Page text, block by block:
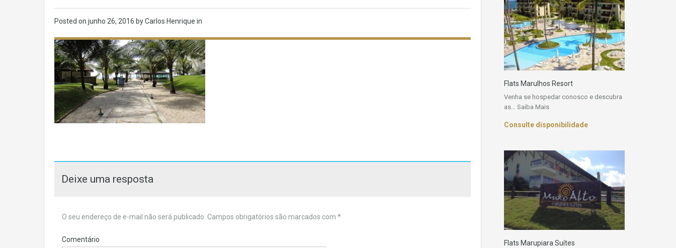
Posted on junho 26, 2016 by Carlos Henrique in
Deixe uma resposta
O seu endereço de e-mail não será publicado. Campos obrigatórios são marcados com *
Comentário
Flats Marulhos Resort
Venha se hospedar conosco e descubra
as… Saiba Mais
Consulte disponibilidade
Flats Marupiara Suítes